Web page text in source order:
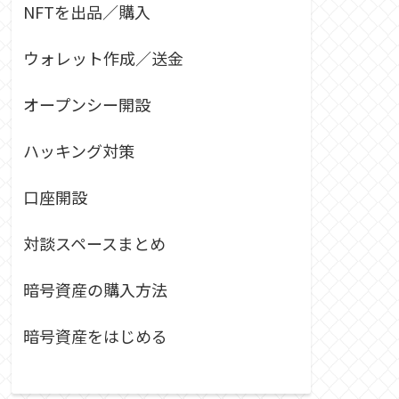
NFTを出品／購入
ウォレット作成／送金
オープンシー開設
ハッキング対策
口座開設
対談スペースまとめ
暗号資産の購入方法
暗号資産をはじめる